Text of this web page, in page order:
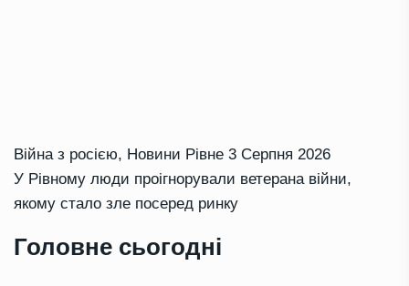
Війна з росією, Новини Рівне 3 Серпня 2026
У Рівному люди проігнорували ветерана війни,
якому стало зле посеред ринку
Головне сьогодні